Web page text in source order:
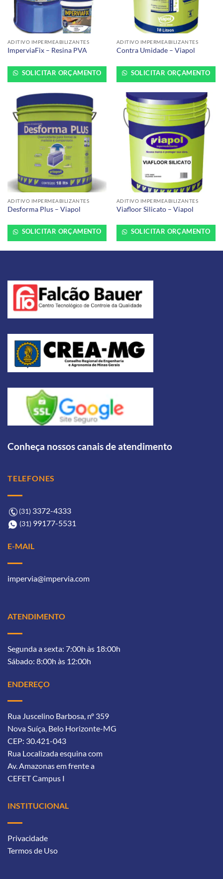
ADITIVO IMPERMEABILIZANTES
ImperviaFix – Resina PVA
SOLICITAR ORÇAMENTO
ADITIVO IMPERMEABILIZANTES
Contra Umidade – Viapol
SOLICITAR ORÇAMENTO
ADITIVO IMPERMEABILIZANTES
Desforma Plus – Viapol
SOLICITAR ORÇAMENTO
ADITIVO IMPERMEABILIZANTES
Viafloor Silicato – Viapol
SOLICITAR ORÇAMENTO
Conheça nossos canais de atendimento
TELEFONES
(31) 3372-4333ㅤ
(31) 99177-5531ㅤㅤ
E-MAIL
impervia@impervia.com
ATENDIMENTO
Segunda a sexta: 7:00h às 18:00h
Sábado: 8:00h às 12:00h
ENDEREÇO
Rua Juscelino Barbosa, nº 359
Nova Suíça, Belo Horizonte-MG
CEP: 30.421-043
Rua Localizada esquina com
Av. Amazonasem frente a
CEFET Campus I
INSTITUCIONAL
Privacidade
Termos de Uso